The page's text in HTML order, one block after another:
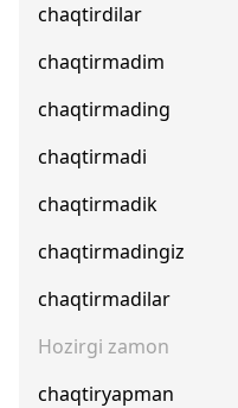
chaqtirdilar
chaqtirmadim
chaqtirmading
chaqtirmadi
chaqtirmadik
chaqtirmadingiz
chaqtirmadilar
Hozirgi zamon
chaqtiryapman